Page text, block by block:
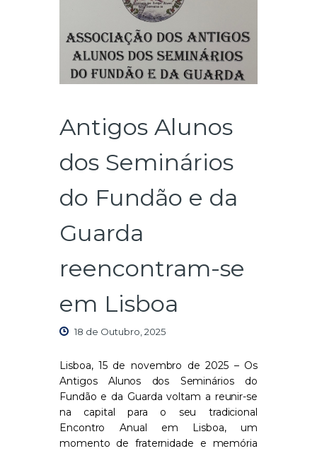
MULTIMÉDIA
SENTIR COM A IGREJA
CONTACTOS
Antigos Alunos
dos Seminários
do Fundão e da
Guarda
reencontram-se
em Lisboa
18 de Outubro, 2025
Lisboa, 15 de novembro de 2025 – Os
Antigos Alunos dos Seminários do
Fundão e da Guarda voltam a reunir-se
na capital para o seu tradicional
Encontro Anual em Lisboa, um
momento de fraternidade e memória